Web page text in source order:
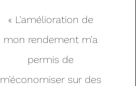
« L'amélioration de
mon rendement m'a
permis de
m'économiser sur des